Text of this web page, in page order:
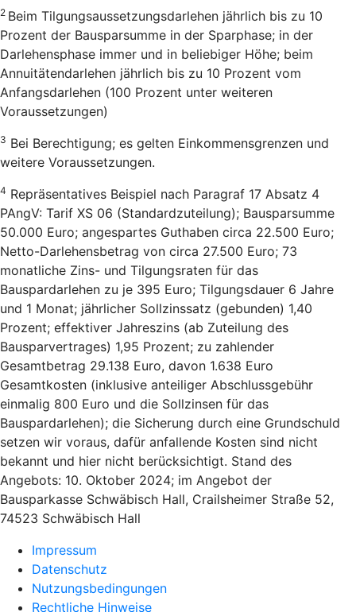
2 Beim Tilgungsaussetzungsdarlehen jährlich bis zu 10
Prozent der Bausparsumme in der Sparphase; in der
Darlehensphase immer und in beliebiger Höhe; beim
Annuitätendarlehen jährlich bis zu 10 Prozent vom
Anfangsdarlehen (100 Prozent unter weiteren
Voraussetzungen)
3 Bei Berechtigung; es gelten Einkommensgrenzen und
weitere Voraussetzungen.
4 Repräsentatives Beispiel nach Paragraf 17 Absatz 4
PAngV: Tarif XS 06 (Standardzuteilung); Bausparsumme
50.000 Euro; angespartes Guthaben circa 22.500 Euro;
Netto-Darlehensbetrag von circa 27.500 Euro; 73
monatliche Zins- und Tilgungsraten für das
Bauspardarlehen zu je 395 Euro; Tilgungsdauer 6 Jahre
und 1 Monat; jährlicher Sollzinssatz (gebunden) 1,40
Prozent; effektiver Jahreszins (ab Zuteilung des
Bausparvertrages) 1,95 Prozent; zu zahlender
Gesamtbetrag 29.138 Euro, davon 1.638 Euro
Gesamtkosten (inklusive anteiliger Abschlussgebühr
einmalig 800 Euro und die Sollzinsen für das
Bauspardarlehen); die Sicherung durch eine Grundschuld
setzen wir voraus, dafür anfallende Kosten sind nicht
bekannt und hier nicht berücksichtigt. Stand des
Angebots: 10. Oktober 2024; im Angebot der
Bausparkasse Schwäbisch Hall, Crailsheimer Straße 52,
74523 Schwäbisch Hall
Impressum
Datenschutz
Nutzungsbedingungen
Rechtliche Hinweise